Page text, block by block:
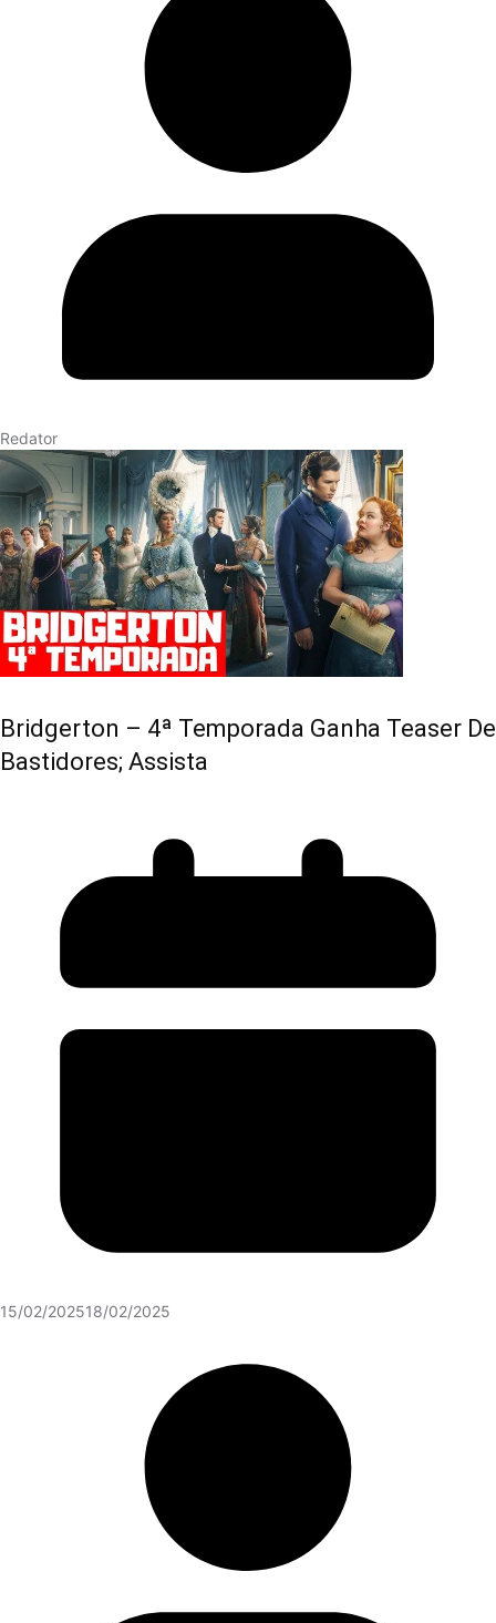
Redator
Bridgerton – 4ª Temporada Ganha Teaser De
Bastidores; Assista
15/02/202518/02/2025